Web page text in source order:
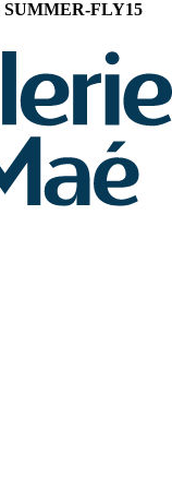
SUMMER-FLY15